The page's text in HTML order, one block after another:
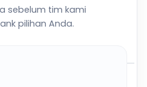
sebelum tim kami
pilihan Anda.